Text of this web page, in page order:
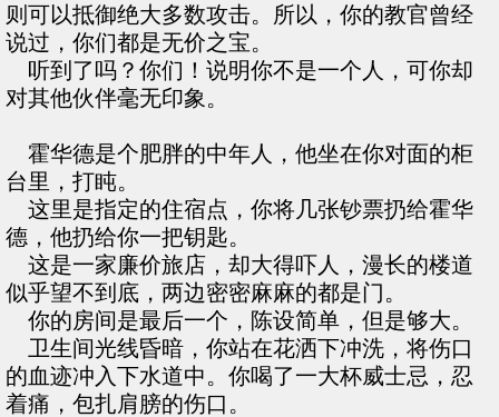
则可以抵御绝大多数攻击。所以，你的教官曾经
说过，你们都是无价之宝。
听到了吗？你们！说明你不是一个人，可你却
对其他伙伴毫无印象。
霍华德是个肥胖的中年人，他坐在你对面的柜
台里，打盹。
这里是指定的住宿点，你将几张钞票扔给霍华
德，他扔给你一把钥匙。
这是一家廉价旅店，却大得吓人，漫长的楼道
似乎望不到底，两边密密麻麻的都是门。
你的房间是最后一个，陈设简单，但是够大。
卫生间光线昏暗，你站在花洒下冲洗，将伤口
的血迹冲入下水道中。你喝了一大杯威士忌，忍
着痛，包扎肩膀的伤口。